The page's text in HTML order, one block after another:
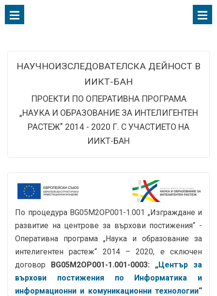
НАУЧНОИЗСЛЕДОВАТЕЛСКА ДЕЙНОСТ В
ИИКТ-БАН
ПРОЕКТИ ПО ОПЕРАТИВНА ПРОГРАМА
„НАУКА И ОБРАЗОВАНИЕ ЗА ИНТЕЛИГЕНТЕН
РАСТЕЖ" 2014 - 2020 Г. С УЧАСТИЕТО НА
ИИКТ-БАН
По процедура BG05M2OP001-1.001 „Изграждане и
развитие на центрове за върхови постижения“ -
Оперативна програма „Наука и образование за
интелигентен растеж“ 2014 – 2020, е сключен
договор BG05M2OP001-1.001-0003: „Център за
върхови постижения по Информатика и
информационни и комуникационни технологии“